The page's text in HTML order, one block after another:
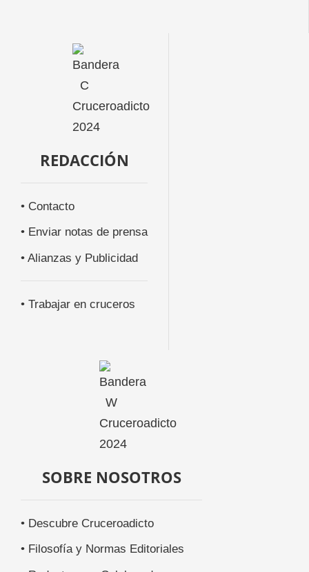
REDACCIÓN
• Contacto
• Enviar notas de prensa
• Alianzas y Publicidad
• Trabajar en cruceros
SOBRE NOSOTROS
• Descubre Cruceroadicto
• Filosofía y Normas Editoriales